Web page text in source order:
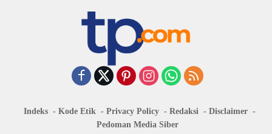
Indeks Kode Etik Privacy Policy Redaksi
Disclaimer
Pedoman Media Siber